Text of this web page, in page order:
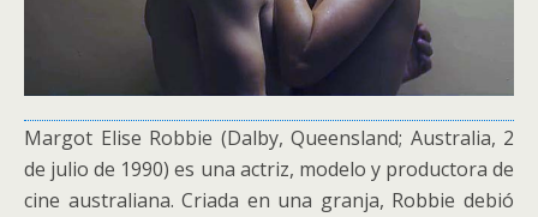
Margot Elise Robbie (Dalby, Queensland; Australia, 2
de julio de 1990) es una actriz, modelo y productora de
cine australiana. Criada en una granja, Robbie debió